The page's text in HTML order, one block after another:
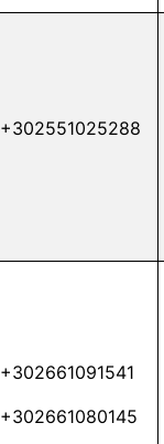
+302551025288
+302661091541
+302661080145